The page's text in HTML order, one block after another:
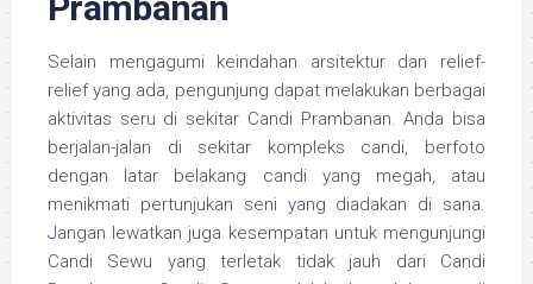
Selain mengagumi keindahan arsitektur dan relief-
relief yang ada, pengunjung dapat melakukan berbagai
aktivitas seru di sekitar Candi Prambanan. Anda bisa
berjalan-jalan di sekitar kompleks candi, berfoto
dengan latar belakang candi yang megah, atau
menikmati pertunjukan seni yang diadakan di sana.
Jangan lewatkan juga kesempatan untuk mengunjungi
Candi Sewu yang terletak tidak jauh dari Candi